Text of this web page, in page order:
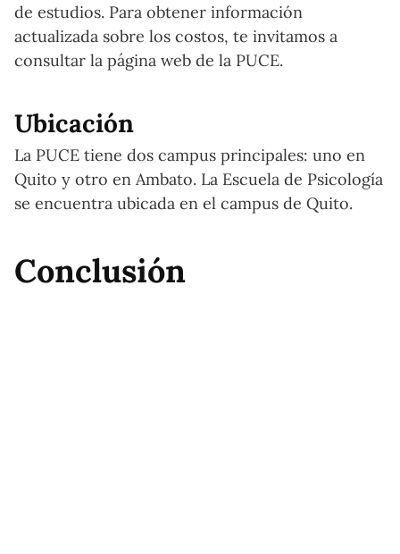
de estudios. Para obtener información
actualizada sobre los costos, te invitamos a
consultar la página web de la PUCE.
Ubicación
La PUCE tiene dos campus principales: uno en
Quito y otro en Ambato. La Escuela de Psicología
se encuentra ubicada en el campus de Quito.
Conclusión